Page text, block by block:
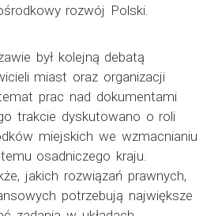
rozwój Polski.
był kolejną debatą
miast oraz organizacji
prac nad dokumentami
trakcie dyskutowano o roli
miejskich we wzmacnianiu
osadniczego kraju.
jakich rozwiązań prawnych,
potrzebują największe